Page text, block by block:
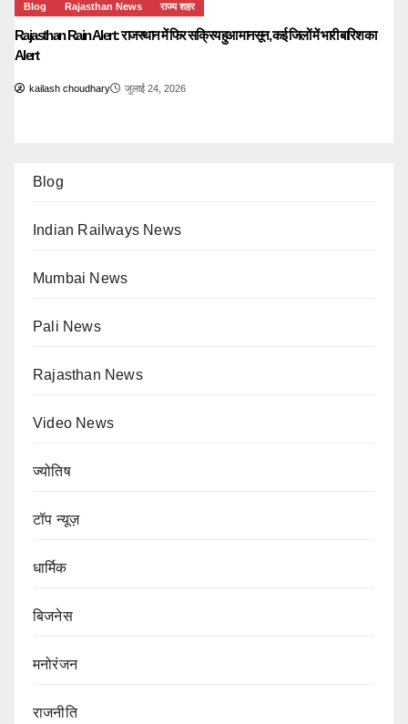
Blog Rajasthan News राज्य शहर
Rajasthan Rain Alert: राजस्थान में फिर सक्रिय हुआ मानसून, कई जिलों में भारी बारिश का
Alert
kailash choudhary जुलाई 24, 2026
Blog
Indian Railways News
Mumbai News
Pali News
Rajasthan News
Video News
ज्योतिष
टॉप न्यूज़
धार्मिक
बिजनेस
मनोरंजन
राजनीति